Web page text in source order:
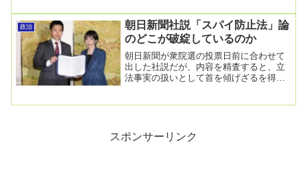
政治
朝日新聞社説「スパイ防止法」論
のどこが破綻しているのか
朝日新聞が衆院選の投票日前に合わせて
出した社説だが、内容を精査すると、立
法事実の扱いとして首を傾げざるを得な
スポンサーリンク